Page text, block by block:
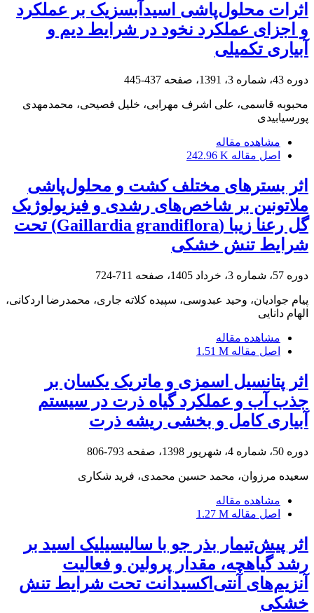
اثرات محلول‌پاشی اسیدآبسزیک بر عملکرد
و اجزای عملکرد نخود در شرایط دیم و
آبیاری تکمیلی
دوره 43، شماره 3، 1391، صفحه 437-445
محبوبه قاسمی، علی اشرف مهرابی، خلیل فصیحی، محمدمهدی
پورسیابیدی
مشاهده مقاله
اصل مقاله 242.96 K
اثر بسترهای مختلف کشت و محلول‌پاشی
ملاتونین بر شاخص‌های رشدی و فیزیولوژیک
گل رعنا زیبا (Gaillardia grandiflora) تحت
شرایط تنش خشکی
دوره 57، شماره 3، خرداد 1405، صفحه 711-724
پیام جوادیان، وحید عبدوسی، سپیده کلاته جاری، محمدرضا اردکانی،
الهام دانایی
مشاهده مقاله
اصل مقاله 1.51 M
اثر پتانسیل اسمزی و ماتریک یکسان بر
جذب آب و عملکرد گیاه ذرت در سیستم
آبیاری کامل و بخشی ریشه ذرت
دوره 50، شماره 4، شهریور 1398، صفحه 793-806
سعیده مرزوان، محمد حسین محمدی، فرید شکاری
مشاهده مقاله
اصل مقاله 1.27 M
اثر پیش‌تیمار بذر جو با سالیسیلیک اسید بر
رشد گیاهچه، مقدار پرولین و فعالیت
آنزیم‌های آنتی‌اکسیدانت تحت شرایط تنش
خشکی